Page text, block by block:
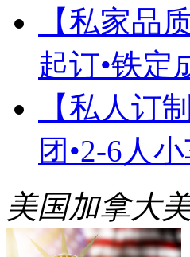
【私家品
起订•铁定
【私人订
团•2-6人
美国加拿大